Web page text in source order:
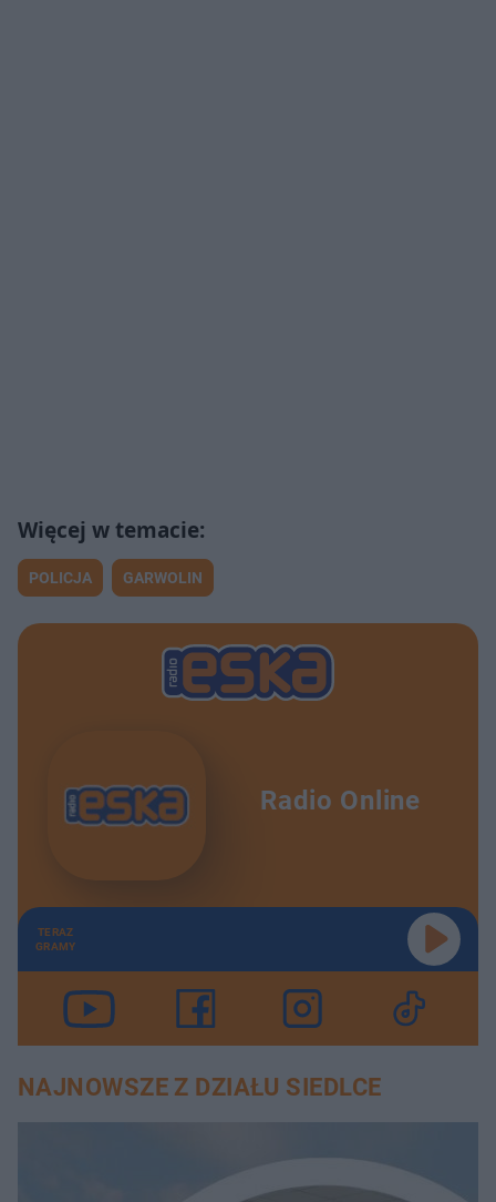
POLICJA GARWOLIN
Radio Online
TERAZ
GRAMY
NAJNOWSZE Z DZIAŁU SIEDLCE